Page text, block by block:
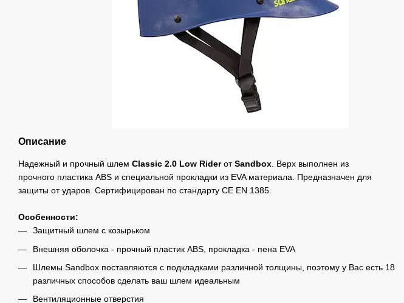
Описание
Надежный и прочный шлем Classic 2.0 Low RiderотSandbox. Верх выполнен из
прочного пластика ABS и специальной прокладки из EVA материала. Предназначен для
защиты от ударов. Сертифицирован по стандарту CE EN 1385.
Особенности:
Защитный шлем с козырьком
Внешняя оболочка - прочный пластик ABS, прокладка - пена EVA
Шлемы Sandbox поставляются с подкладками различной толщины, поэтому у Вас есть 18
различных способов сделать ваш шлем идеальным
Вентиляционные отверстия